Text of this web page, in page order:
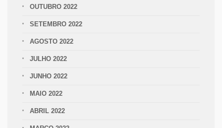
OUTUBRO 2022
SETEMBRO 2022
AGOSTO 2022
JULHO 2022
JUNHO 2022
MAIO 2022
ABRIL 2022